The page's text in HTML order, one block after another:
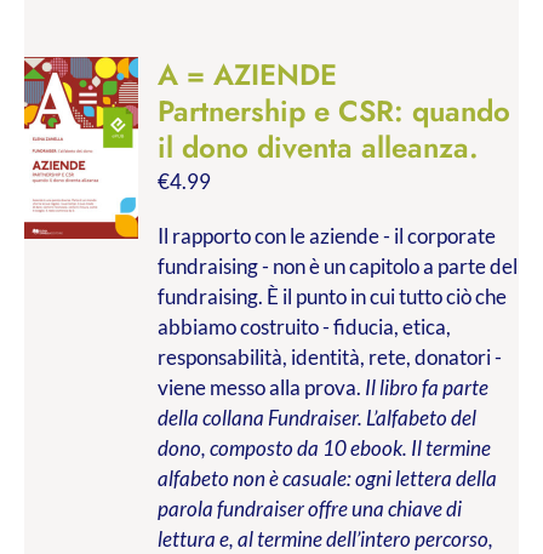
A = AZIENDE
Partnership e CSR: quando
il dono diventa alleanza.
€4.99
Il rapporto con le aziende - il corporate
fundraising - non è un capitolo a parte del
fundraising. È il punto in cui tutto ciò che
abbiamo costruito - fiducia, etica,
responsabilità, identità, rete, donatori -
viene messo alla prova. Il libro fa parte
della collana Fundraiser. L’alfabeto del
dono, composto da 10 ebook. Il termine
alfabeto non è casuale: ogni lettera della
parola fundraiser offre una chiave di
lettura e, al termine dell’intero percorso,